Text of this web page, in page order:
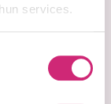
services.